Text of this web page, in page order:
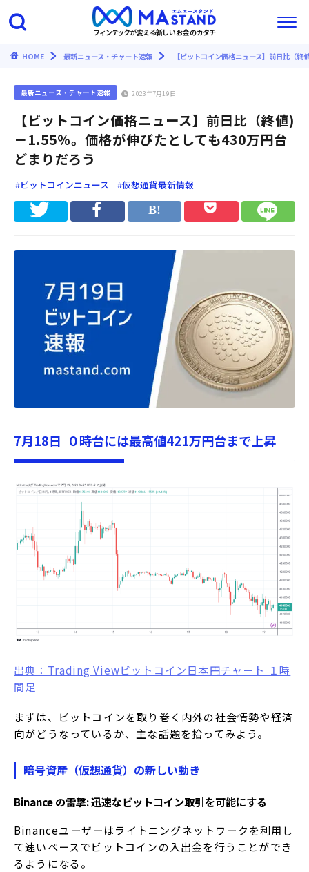
フィンテックが変える新しいお金のカタチ
HOME 最新ニュース・チャート速報 【ビットコイン価格ニュース】前日比（
最新ニュース・チャート速報 2023年7月19日
【ビットコイン価格ニュース】前日比（終値)
－1.55％。価格が伸びたとしても430万円台
どまりだろう
#ビットコインニュース #仮想通貨最新情報
7月18日 ０時台には最高値421万円台まで上昇
出典：Trading Viewビットコイン日本円チャート １時
間足
まずは、ビットコインを取り巻く内外の社会情勢や経済
向がどうなっているか、主な話題を拾ってみよう。
暗号資産（仮想通貨）の新しい動き
Binance の雷撃: 迅速なビットコイン取引を可能にする
Binanceユーザーはライトニングネットワークを利用し
て速いペースでビットコインの入出金を行うことができ
るようになる。